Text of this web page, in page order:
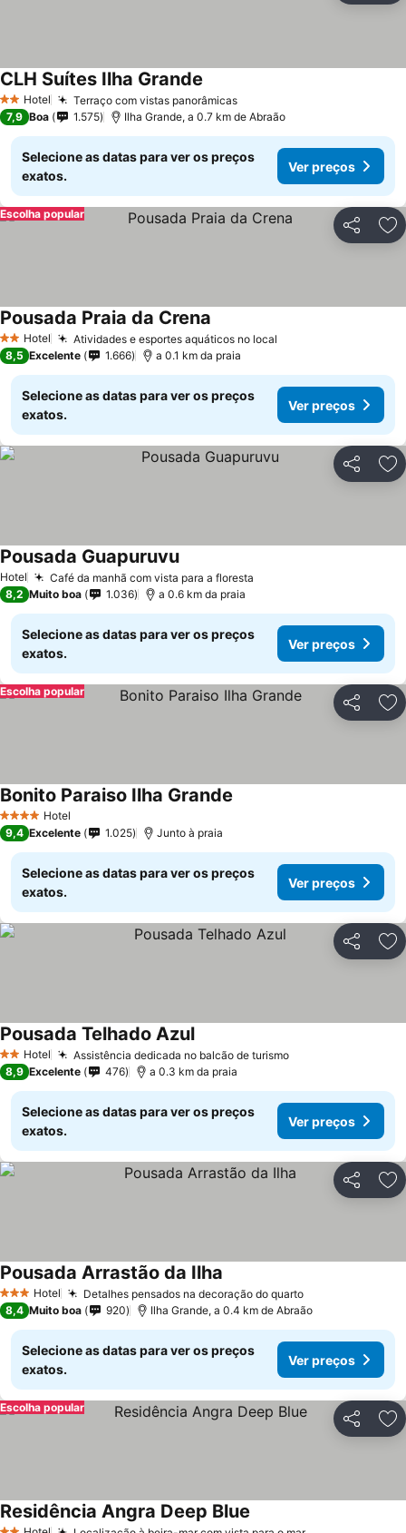
2 Estrelas
Hotel Terraço com vistas panorâmicasVer preços
CLH Suítes Ilha Grande
7,9 Boa 1.575 Ilha Grande, a 0.7 km de Abraão
Selecione as datas para ver os preços
exatos.
Ver preços
Partilhar
Escolha popular
2 Estrelas
Hotel Atividades e esportes aquáticos no local
Pousada Praia da Crena
8,5 Excelente 1.666 a 0.1 km da praia
Selecione as datas para ver os preços
exatos.
Ver preços
Partilhar
Hotel Café da manhã com vista para a floresta
Pousada GuapuruvuVer preços
8,2 Muito boa 1.036 a 0.6 km da praia
Selecione as datas para ver os preços
exatos.
Ver preços
Partilhar
Escolha popular
4 EstrelasHotel
Bonito Paraiso Ilha Grande
9,4 Excelente 1.025 Junto à praia
Selecione as datas para ver os preços
exatos.
Ver preços
Partilhar
2 Estrelas
Hotel Assistência dedicada no balcão de turismoVer preços
Pousada Telhado AzulVer preços
8,9 Excelente 476 a 0.3 km da praia
Selecione as datas para ver os preços
exatos.
Ver preços
Partilhar
3 EstrelasHotel Detalhes pensados na decoração do quartoVer preços
Pousada Arrastão da Ilha
8,4 Muito boa 920 Ilha Grande, a 0.4 km de Abraão
Selecione as datas para ver os preços
exatos.
Ver preços
Partilhar
Escolha popular
Residência Angra Deep Blue